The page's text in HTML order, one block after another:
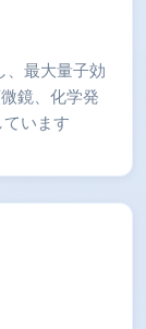
、最大量子効
鏡、化学発
います